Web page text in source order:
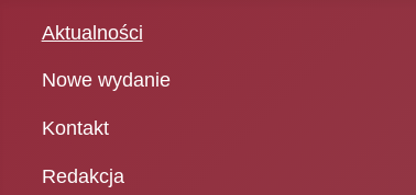
Aktualności
Nowe wydanie
Kontakt
Redakcja